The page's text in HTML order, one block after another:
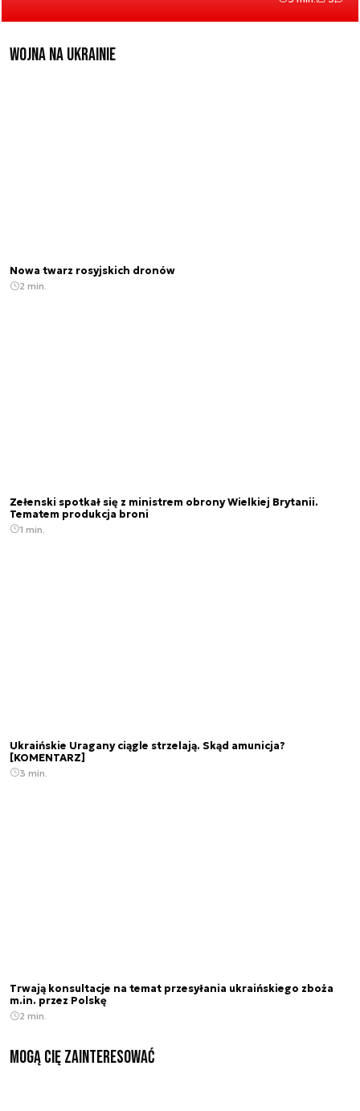
Wojna na Ukrainie
Nowa twarz rosyjskich dronów
2 min.
Zełenski spotkał się z ministrem obrony Wielkiej Brytanii.
Tematem produkcja broni
1 min.
Ukraińskie Uragany ciągle strzelają. Skąd amunicja?
[KOMENTARZ]
3 min.
Trwają konsultacje na temat przesyłania ukraińskiego zboża
m.in. przez Polskę
2 min.
Mogą Cię zainteresować